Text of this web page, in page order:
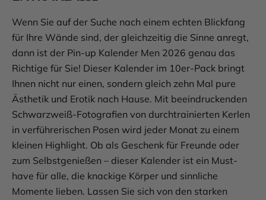
Wenn Sie auf der Suche nach einem echten Blickfang
für Ihre Wände sind, der gleichzeitig die Sinne anregt,
dann ist der Pin-up Kalender Men 2026 genau das
Richtige für Sie! Dieser Kalender im 10er-Pack bringt
Ihnen nicht nur einen, sondern gleich zehn Mal pure
Ästhetik und Erotik nach Hause. Mit beeindruckenden
Schwarzweiß-Fotografien von durchtrainierten Kerlen
in verführerischen Posen wird jeder Monat zu einem
kleinen Highlight. Ob als Geschenk für Freunde oder
zum Selbstgenießen – dieser Kalender ist ein Must-
have für alle, die knackige Körper und sinnliche
Momente lieben. Lassen Sie sich von den starken